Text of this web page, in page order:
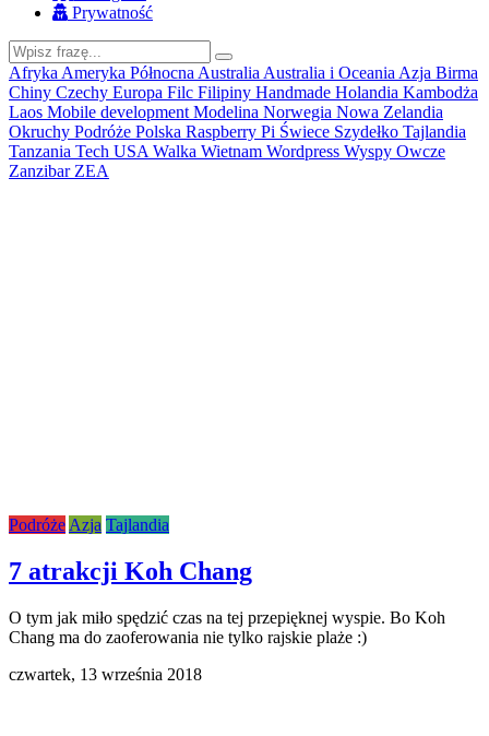
Prywatność
Afryka Ameryka Północna Australia Australia i Oceania Azja Birma
Chiny Czechy Europa Filc Filipiny Handmade Holandia Kambodża
Laos Mobile development Modelina Norwegia Nowa Zelandia
Okruchy Podróże Polska Raspberry Pi Świece Szydełko Tajlandia
Tanzania Tech USA Walka Wietnam Wordpress Wyspy Owcze
Zanzibar ZEA
Podróże Azja Tajlandia
7 atrakcji Koh Chang
O tym jak miło spędzić czas na tej przepięknej wyspie. Bo Koh
Chang ma do zaoferowania nie tylko rajskie plaże :)
czwartek, 13 września 2018